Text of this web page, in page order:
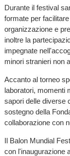
Durante il festival
formate per
organizzazione e
inoltre la
impegnate
minori stranieri non
Accanto al torneo
laboratori, momenti
sapori delle diverse
sostegno della
collaborazione con
Il Balon Mundial
con l'inaugurazione